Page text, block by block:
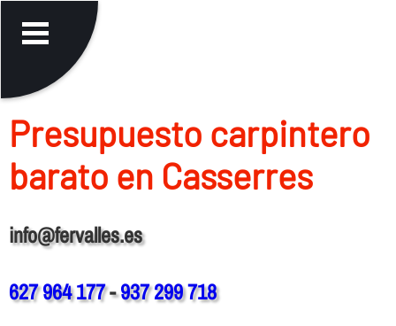
Presupuesto carpintero
barato en Casserres
info@fervalles.es
627 964 177-937 299 718